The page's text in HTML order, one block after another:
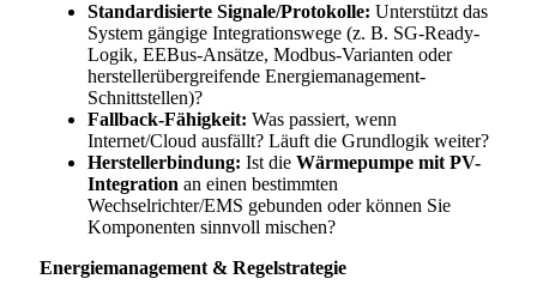
Standardisierte Signale/Protokolle: Unterstützt das
System gängige Integrationswege (z. B. SG-Ready-
Logik, EEBus-Ansätze, Modbus-Varianten oder
herstellerübergreifende Energiemanagement-
Schnittstellen)?
Fallback-Fähigkeit: Was passiert, wenn
Internet/Cloud ausfällt? Läuft die Grundlogik weiter?
Herstellerbindung: Ist die Wärmepumpe mit PV-
Integration an einen bestimmten
Wechselrichter/EMS gebunden oder können Sie
Komponenten sinnvoll mischen?
Energiemanagement & Regelstrategie